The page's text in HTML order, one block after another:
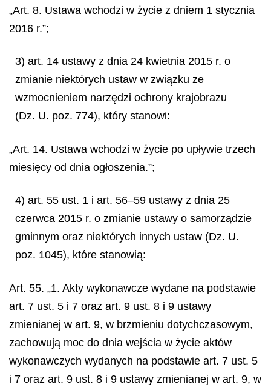
„Art. 8. Ustawa wchodzi w życie z dniem 1 stycznia
2016 r.”;
3) art. 14 ustawy z dnia 24 kwietnia 2015 r. o
zmianie niektórych ustaw w związku ze
wzmocnieniem narzędzi ochrony krajobrazu
(Dz. U. poz. 774), który stanowi:
„Art. 14. Ustawa wchodzi w życie po upływie trzech
miesięcy od dnia ogłoszenia.”;
4) art. 55 ust. 1 i art. 56–59 ustawy z dnia 25
czerwca 2015 r. o zmianie ustawy o samorządzie
gminnym oraz niektórych innych ustaw (Dz. U.
poz. 1045), które stanowią:
Art. 55. „1. Akty wykonawcze wydane na podstawie
art. 7 ust. 5 i 7 oraz art. 9 ust. 8 i 9 ustawy
zmienianej w art. 9, w brzmieniu dotychczasowym,
zachowują moc do dnia wejścia w życie aktów
wykonawczych wydanych na podstawie art. 7 ust. 5
i 7 oraz art. 9 ust. 8 i 9 ustawy zmienianej w art. 9, w